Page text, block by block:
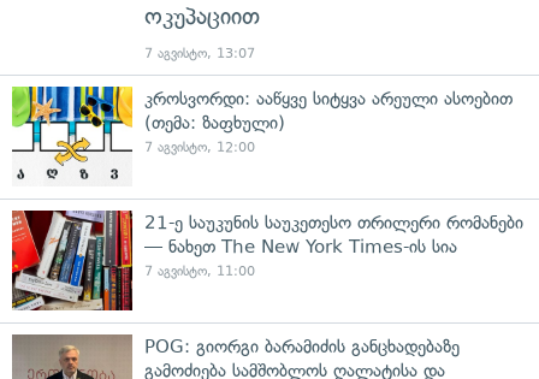
ოკუპაციით
7 აგვისტო, 13:07
კროსვორდი: ააწყვე სიტყვა არეული ასოებით
(თემა: ზაფხული)
7 აგვისტო, 12:00
21-ე საუკუნის საუკეთესო თრილერი რომანები
— ნახეთ The New York Times-ის სია
7 აგვისტო, 11:00
POG: გიორგი ბარამიძის განცხადებაზე
გამოძიება სამშობლოს ღალატისა და